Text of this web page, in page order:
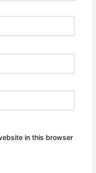
in this browser